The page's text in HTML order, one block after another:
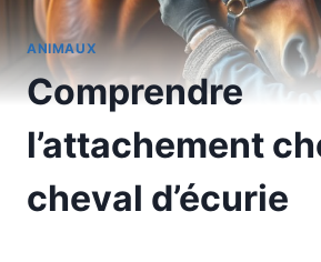
ANIMAUX
Comprendre
l’attachement
cheval d’écurie